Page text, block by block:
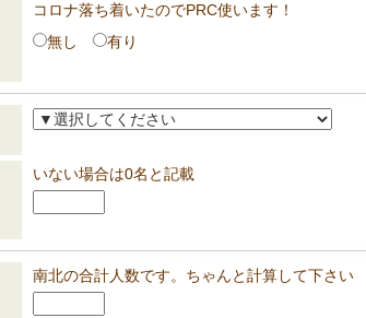
コロナ落ち着いたのでPRC使います！
無し
有り
いない場合は0名と記載
南北の合計人数です。ちゃんと計算して下さい